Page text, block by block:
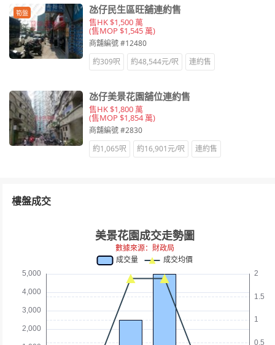
筍盤 氹仔民生區旺舖連約售
售HK $1,500 萬
(售MOP $1,545 萬)
商舖編號 #12480
約309呎
約48,544元/呎 連約售
氹仔美景花園舖位連約售
售HK $1,800 萬
(售MOP $1,854 萬)
商舖編號 #2830
約1,065呎
約16,901元/呎 連約售
樓盤成交